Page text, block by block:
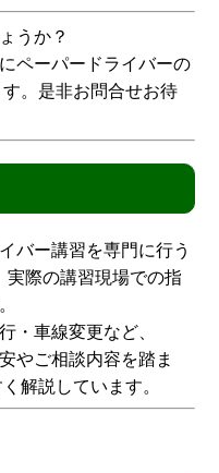
うか？
ペーパードライバーの
。是非お問合せお待
バー講習を専門に行う
実際の講習現場での指
・車線変更など、
やご相談内容を踏ま
解説しています。